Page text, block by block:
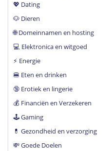
💖 Dating
🐶 Dieren
🌐 Domeinnamen en hosting
💻 Elektronica en witgoed
⚡️ Energie
🍔 Eten en drinken
🔞 Erotiek en lingerie
💰 Financiën en Verzekeren
🕹 Gaming
💊 Gezondheid en verzorging
💸 Goede Doelen